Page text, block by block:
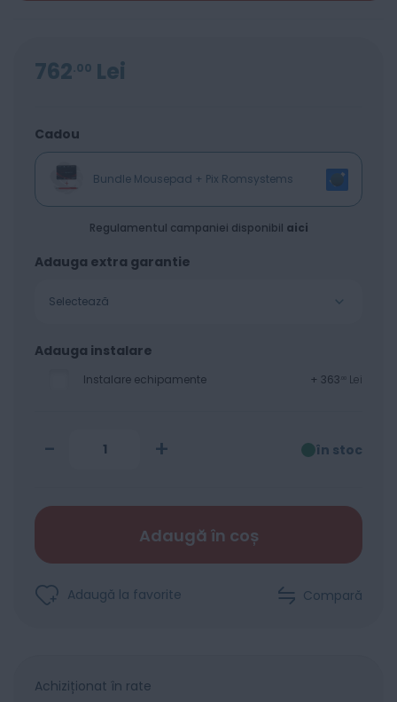
762 00 Lei
Cadou
Bundle Mousepad + Pix Romsystems
Regulamentul campaniei disponibil aici
Adauga extra garantie
Selectează
Adauga instalare
Instalare echipamente + 363 Lei
- + în stoc
Adaugă în coș
Adaugă la favorite Compară
Achiziționat în rate